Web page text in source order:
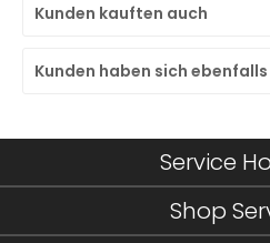
Kunden kauften auch
Kunden haben sich
Service
Shop